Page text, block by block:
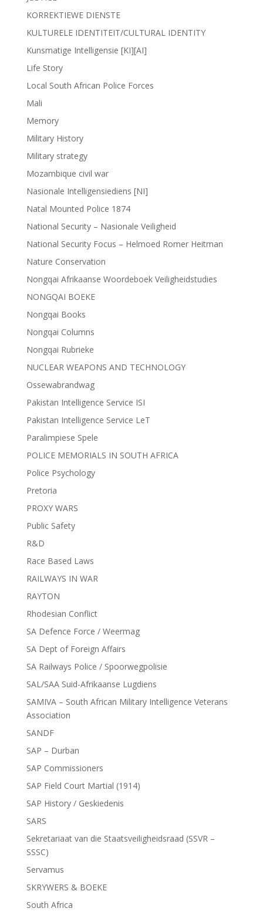
KORREKTIEWE DIENSTE
KULTURELE IDENTITEIT/CULTURAL IDENTITY
Kunsmatige Intelligensie [KI][AI]
Life Story
Local South African Police Forces
Mali
Memory
Military History
Military strategy
Mozambique civil war
Nasionale Intelligensiediens [NI]
Natal Mounted Police 1874
National Security – Nasionale Veiligheid
National Security Focus – Helmoed Romer Heitman
Nature Conservation
Nongqai Afrikaanse Woordeboek Veiligheidstudies
NONGQAI BOEKE
Nongqai Books
Nongqai Columns
Nongqai Rubrieke
NUCLEAR WEAPONS AND TECHNOLOGY
Ossewabrandwag
Pakistan Intelligence Service ISI
Pakistan Intelligence Service LeT
Paralimpiese Spele
POLICE MEMORIALS IN SOUTH AFRICA
Police Psychology
Pretoria
PROXY WARS
Public Safety
R&D
Race Based Laws
RAILWAYS IN WAR
RAYTON
Rhodesian Conflict
SA Defence Force / Weermag
SA Dept of Foreign Affairs
SA Railways Police / Spoorwegpolisie
SAL/SAA Suid-Afrikaanse Lugdiens
SAMIVA – South African Military Intelligence Veterans
Association
SANDF
SAP – Durban
SAP Commissioners
SAP Field Court Martial (1914)
SAP History / Geskiedenis
SARS
Sekretariaat van die Staatsveiligheidsraad (SSVR –
SSSC)
Servamus
SKRYWERS & BOEKE
South Africa